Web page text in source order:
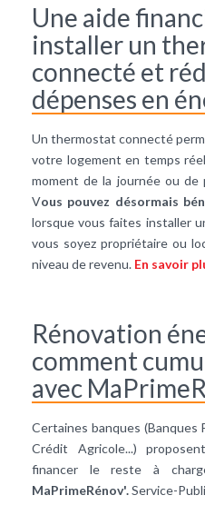
Une aide
installer un
connecté et
dépenses en
Un thermostat connecté
votre logement en temps
moment de la journée ou de
Vous pouvez désormais
lorsque vous faites installer
vous soyez propriétaire ou
niveau de revenu. En savoir
Rénovation
comment
avec
Certaines banques (Banques
Crédit Agricole...)
financer le reste à
MaPrimeRénov'.Service-